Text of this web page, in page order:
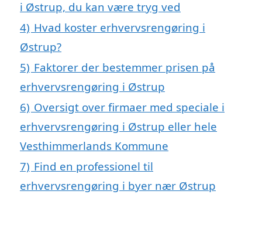
i Østrup, du kan være tryg ved
4) Hvad koster erhvervsrengøring i
Østrup?
5) Faktorer der bestemmer prisen på
erhvervsrengøring i Østrup
6) Oversigt over firmaer med speciale i
erhvervsrengøring i Østrup eller hele
Vesthimmerlands Kommune
7) Find en professionel til
erhvervsrengøring i byer nær Østrup